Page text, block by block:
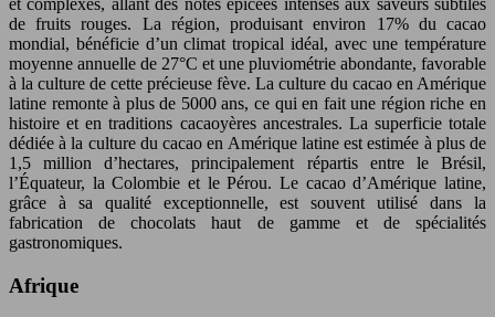
et complexes, allant des notes épicées intenses aux saveurs subtiles
de fruits rouges. La région, produisant environ 17% du cacao
mondial, bénéficie d’un climat tropical idéal, avec une température
moyenne annuelle de 27°C et une pluviométrie abondante, favorable
à la culture de cette précieuse fève. La culture du cacao en Amérique
latine remonte à plus de 5000 ans, ce qui en fait une région riche en
histoire et en traditions cacaoyères ancestrales. La superficie totale
dédiée à la culture du cacao en Amérique latine est estimée à plus de
1,5 million d’hectares, principalement répartis entre le Brésil,
l’Équateur, la Colombie et le Pérou. Le cacao d’Amérique latine,
grâce à sa qualité exceptionnelle, est souvent utilisé dans la
fabrication de chocolats haut de gamme et de spécialités
gastronomiques.
Afrique